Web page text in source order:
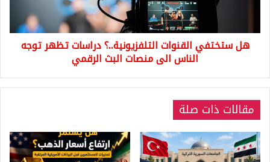
الى
منصات
هل ستختفي القنوات التلفزيونية..؟ دراسات تظهر توجه
الناس الى منصات البث الرقمي
مقالات ذات صلة